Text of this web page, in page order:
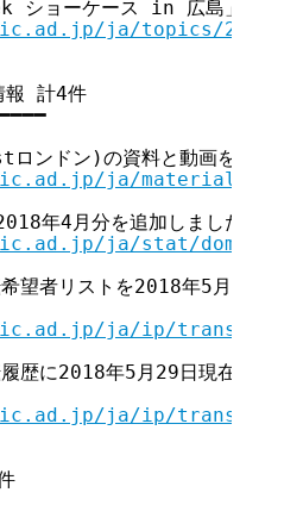
ショーケース in 広島」ライ
ja/topics/2018/
報 計4件
ロンドン)の資料と動画を公開
ja/materials/
2018年4月分を追加しました。
ja/stat/dom/
望者リストを2018年5月29日の
ja/ip/transfer/
歴に2018年5月29日現在のデー
ja/ip/transfer/